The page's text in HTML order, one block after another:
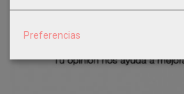
Preferencias